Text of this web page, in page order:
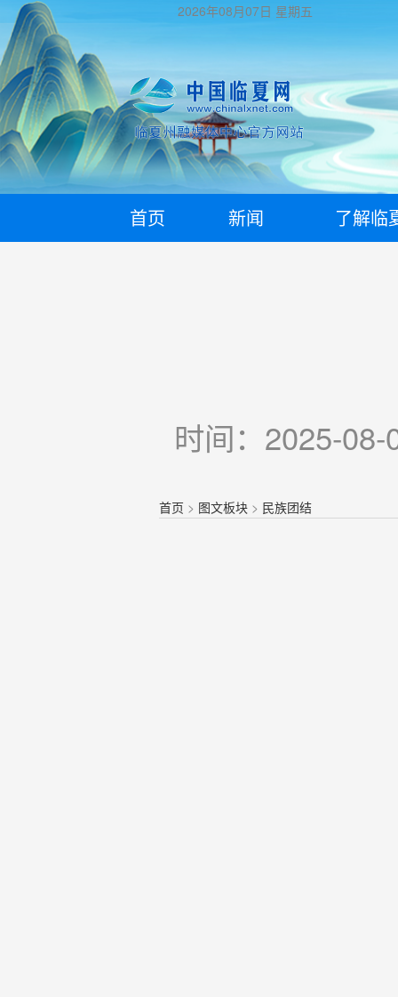
2026年08月07日 星期五
首页 新闻 了解临
时间：2025-08-
首页 > 图文板块 > 民族团结